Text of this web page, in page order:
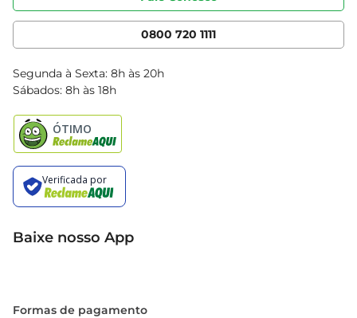
Cencosud Media
Serviços
Clube Bretas
Blog Bretas
Black Friday
0800 720 1111
Segunda à Sexta: 8h às 20h
Sábados: 8h às 18h
Baixe nosso App
Formas de pagamento